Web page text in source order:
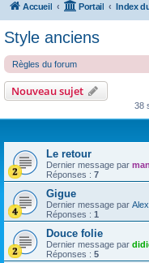
Accueil Portail
Style anciens
Règles du forum
Nouveau sujet
38
Le retour
Dernier message par
Réponses : 7
Gigue
Dernier message par
Réponses : 1
Douce folie
Dernier message par
Réponses : 5